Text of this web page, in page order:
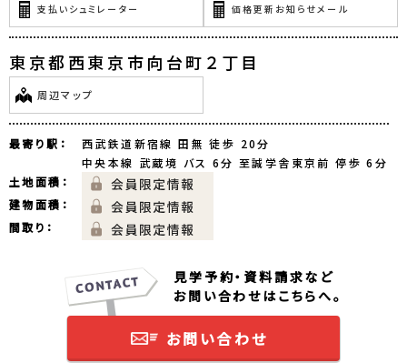
支払いシュミレーター 価格更新お知らせメール
東京都西東京市向台町２丁目
周辺マップ
最寄り駅：
西武鉄道新宿線 田無 徒歩 20分
中央本線 武蔵境 バス 6分 至誠学舎東京前 停歩 6分
土地面積：
建物面積：
間取り：
見学予約・資料請求など
お問い合わせはこちらへ。
お問い合わせ